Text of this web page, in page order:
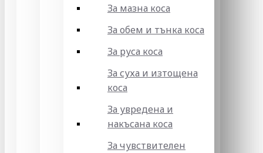
За мазна коса
За обем и тънка коса
За руса коса
За суха и изтощена
коса
За увредена и
накъсана коса
За чувствителен